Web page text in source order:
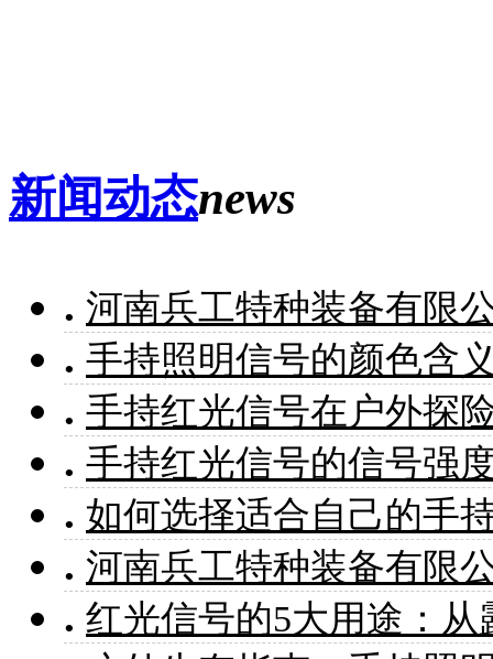
新闻动态news
. 河南兵工特种装备有限
. 手持照明信号的颜色含
. 手持红光信号在户外探
. 手持红光信号的信号强
. 如何选择适合自己的手
. 河南兵工特种装备有限
. 红光信号的5大用途：从